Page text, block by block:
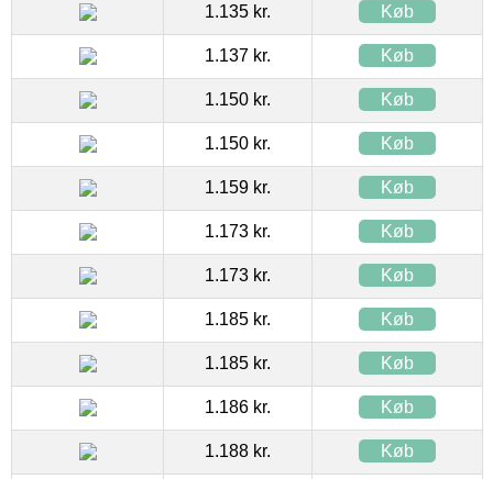
1.135 kr. Køb
1.137 kr. Køb
1.150 kr. Køb
1.150 kr. Køb
1.159 kr. Køb
1.173 kr. Køb
1.173 kr. Køb
1.185 kr. Køb
1.185 kr. Køb
1.186 kr. Køb
1.188 kr. Køb